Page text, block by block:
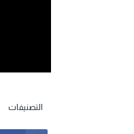
التصنيفات